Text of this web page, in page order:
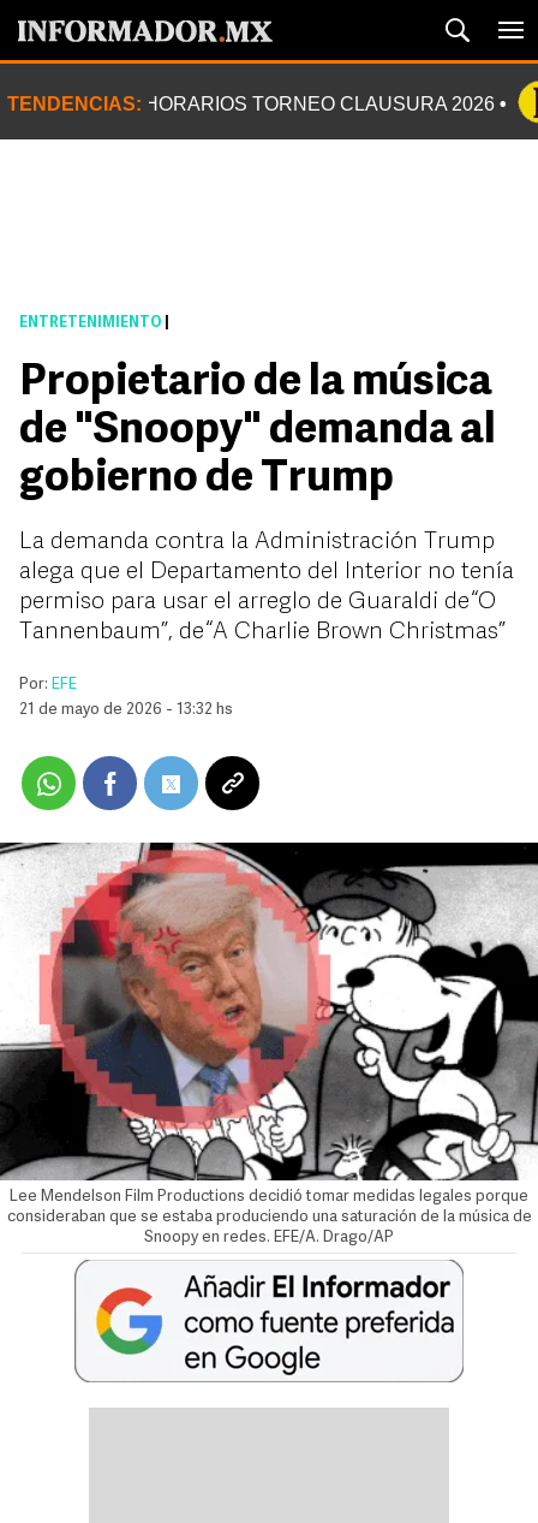
TENDENCIAS: HORARIOS TORNEO CLAUSURA 2026
ENTRETENIMIENTO
Propietario de la música
de "Snoopy" demanda al
gobierno de Trump
La demanda contra la Administración Trump
alega que el Departamento del Interior no tenía
permiso para usar el arreglo de Guaraldi de “O
Tannenbaum”, de “A Charlie Brown Christmas”
Por: EFE
21 de mayo de 2026 - 13:32 hs
Lee Mendelson Film Productions decidió tomar medidas legales porque
consideraban que se estaba produciendo una saturación de la música de
Snoopy en redes. EFE/A. Drago/AP